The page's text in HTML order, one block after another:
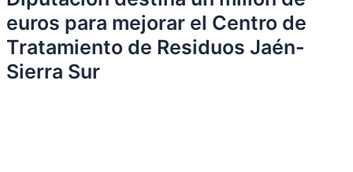
euros para mejorar el Centro de
Tratamiento de Residuos Jaén-
Sierra Sur